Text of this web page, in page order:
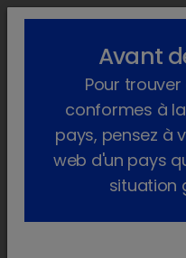
Produits Pharma
Chien
lock
Avant
Pour
conformes à
pays, pensez à
web d'un pays
situation